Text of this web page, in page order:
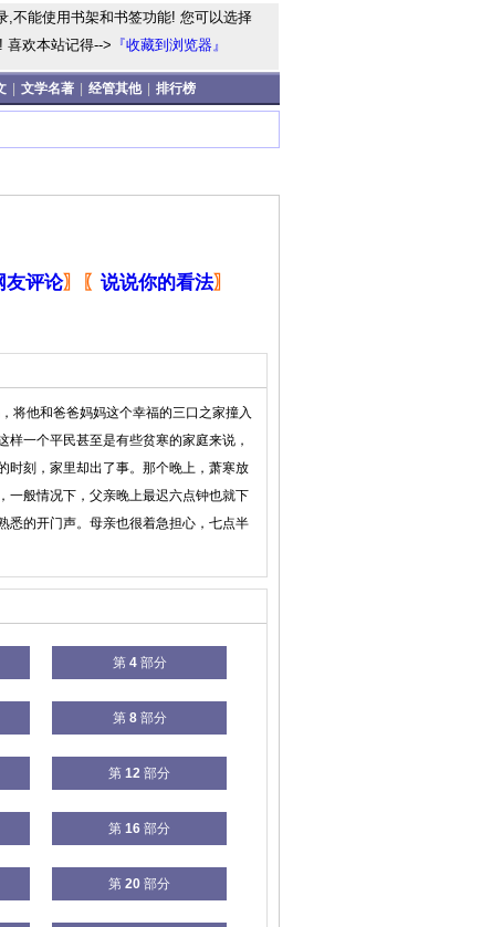
,不能使用书架和书签功能! 您可以选择
喜欢本站记得--> 『收藏到浏览器』
文学名著 经管其他 排行榜
友评论〗 〖 说说你的看法〗
将他和爸爸妈妈这个幸福的三口之家撞入
一个平民甚至是有些贫寒的家庭来说，
时刻，家里却出了事。那个晚上，萧寒放
一般情况下，父亲晚上最迟六点钟也就下
悉的开门声。母亲也很着急担心，七点半
第 4部分
第 8部分
第 12 部分
第 16 部分
第 20 部分